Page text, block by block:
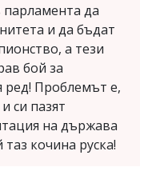
да
и да бъдат
а тези
бой за
Проблемът е,
си пазят
на държава
кочина руска!